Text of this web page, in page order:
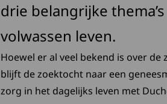
drie belangrijke
volwassen leven.
Hoewel er al veel bekend is over
blijft de zoektocht naar een
zorg in het dagelijks leven met